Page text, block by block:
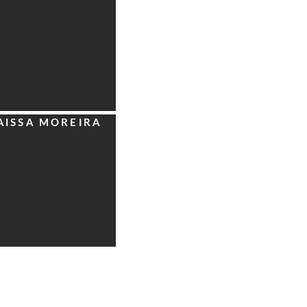
MOREIRA